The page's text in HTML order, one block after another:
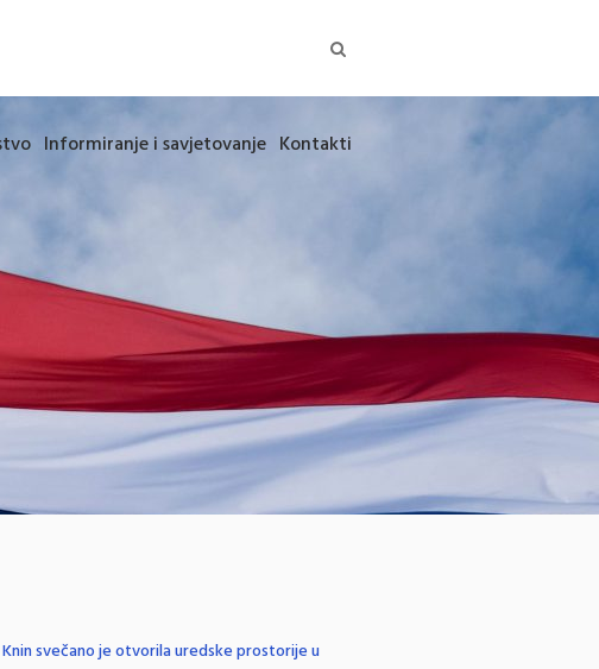
Informiranje i savjetovanje Kontakti
svečano je otvorila uredske prostorije u